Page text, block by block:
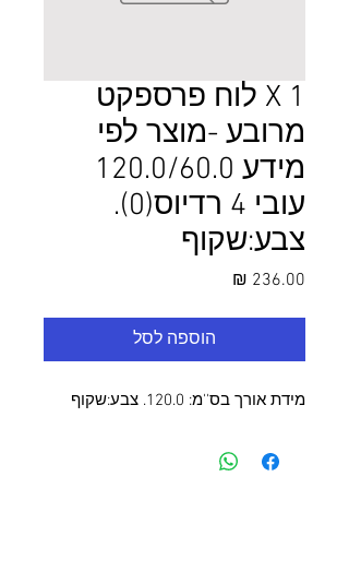
1 X לוח פרספקט
מרובע -מוצר לפי
מידע 120.0/60.0
עובי 4 רדיוס(0).
צבע:שקוף
הוספה לסל
מידת אורך בס''מ: 120.0. צבע:שקוף